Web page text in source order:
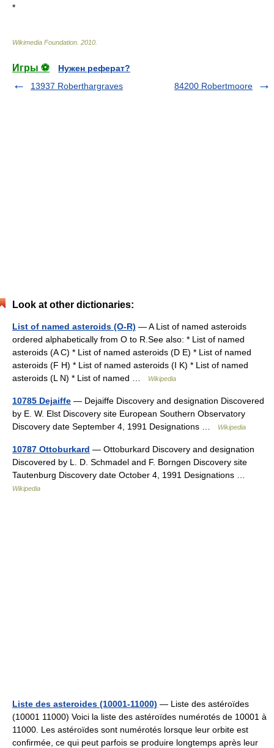
*
Wikimedia Foundation 2010
Игры ⚽
Нужен реферат?
13937 Roberthargraves
84200 Robertmoore
Look at other dictionaries:
List of named asteroids (O-R) — A List of named asteroids
ordered alphabetically from O to R.See also: * List of named
asteroids (A C) * List of named asteroids (D E) * List of named
asteroids (F H) * List of named asteroids (I K) * List of named
asteroids (L N) * List of named …
Wikipedia
10785 Dejaiffe — Dejaiffe Discovery and designation Discovered
by E. W. Elst Discovery site European Southern Observatory
Discovery date September 4, 1991 Designations …
Wikipedia
10787 Ottoburkard — Ottoburkard Discovery and designation
Discovered by L. D. Schmadel and F. Borngen Discovery site
Tautenburg Discovery date October 4, 1991 Designations …
Wikipedia
Liste des asteroides (10001-11000) — Liste des astéroïdes
(10001 11000) Voici la liste des astéroïdes numérotés de 10001 à
11000. Les astéroïdes sont numérotés lorsque leur orbite est
confirmée, ce qui peut parfois se produire longtemps après leur